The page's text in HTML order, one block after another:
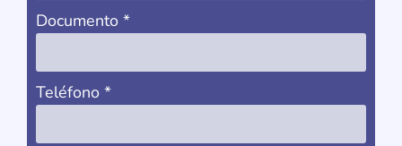
Documento *
Teléfono *